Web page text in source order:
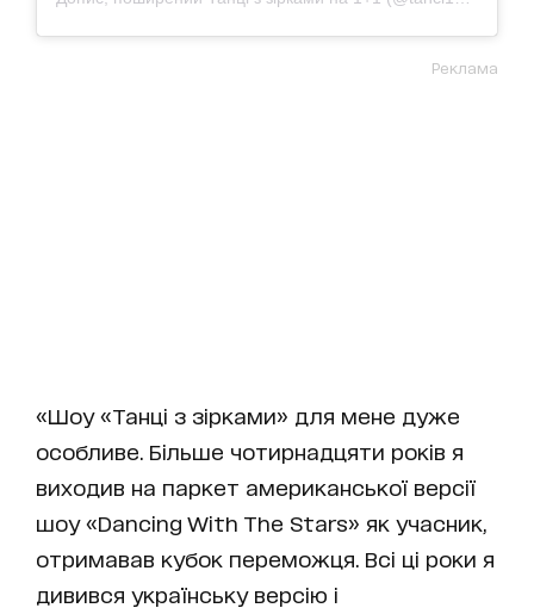
Реклама
«Шоу «Танці з зірками» для мене дуже
особливе. Більше чотирнадцяти років я
виходив на паркет американської версії
шоу «Dancing With The Stars» як учасник,
отримавав кубок переможця. Всі ці роки я
дивився українську версію і